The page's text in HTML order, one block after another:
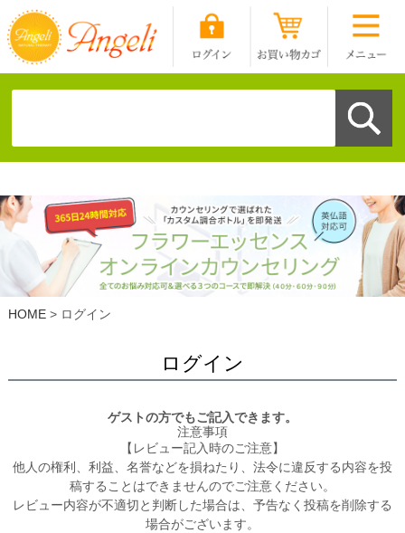
HOME ログイン
ログイン
ゲストの方でもご記入できます。
注意事項
【レビュー記入時のご注意】
他人の権利、利益、名誉などを損ねたり、法令に違反する内容を投
稿することはできませんのでご注意ください。
レビュー内容が不適切と判断した場合は、予告なく投稿を削除する
場合がございます。